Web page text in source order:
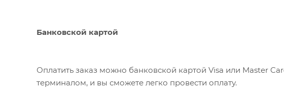
Банковской картой
Оплатить заказ можно банковской картой Visa или Master
терминалом, и вы сможете легко провести оплату.